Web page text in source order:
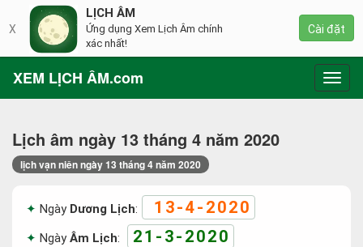
XEM LỊCH ÂM.com
Lịch âm ngày 13 tháng 4 năm 2020
lịch vạn niên ngày 13 tháng 4 năm 2020
Ngày Dương Lịch: 13-4-2020
NgàyÂm Lịch: 21-3-2020
X
LỊCH ÂM
Ứng dụng Xem Lịch Âm chính
xác nhất!
Cài đặt